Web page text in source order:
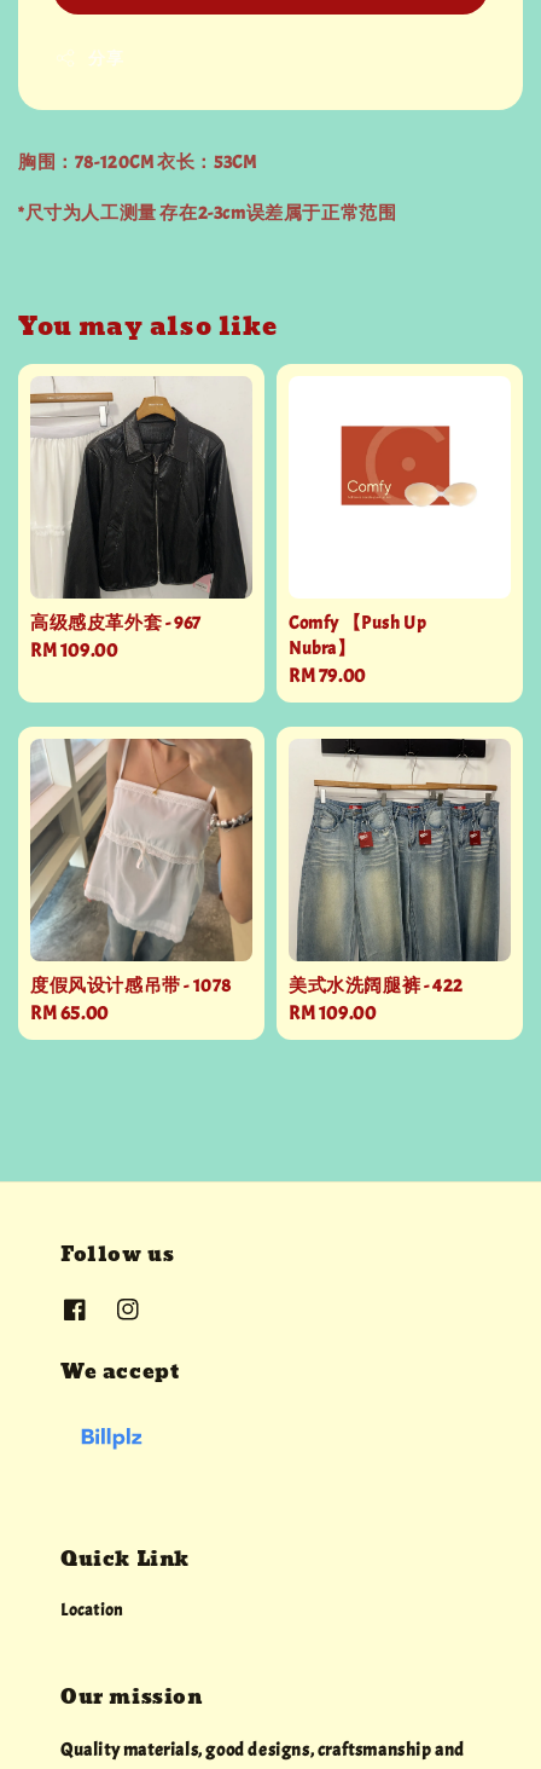
分享
胸围：78-120CM 衣长：53CM
*尺寸为人工测量 存在2-3cm误差属于正常范围
You may also like
高级感皮革外套 - 967
Regular
RM 109.00
Comfy 【Push Up
Nubra】
Regular
price
RM 79.00
度假风设计感吊带 - 1078
Regular
price
RM 65.00
美式水洗阔腿裤 - 422
Regular
price
RM 109.00
Follow us
We accept
Quick Link
Location
Our mission
Quality materials, good designs, craftsmanship and